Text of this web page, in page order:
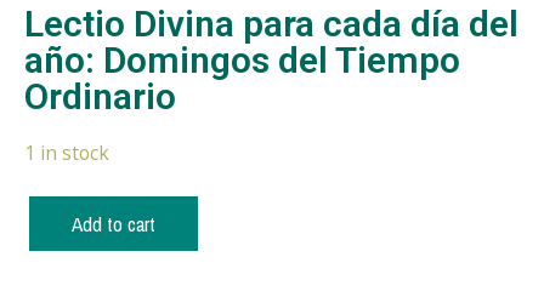
Lectio Divina para cada día del
año: Domingos del Tiempo
Ordinario
1 in stock
Add to cart